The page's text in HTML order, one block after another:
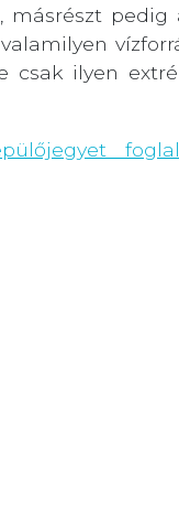
másrészt pedig
csak ilyen